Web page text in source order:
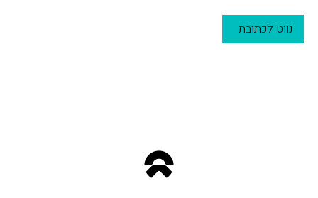
נווט לכתובת